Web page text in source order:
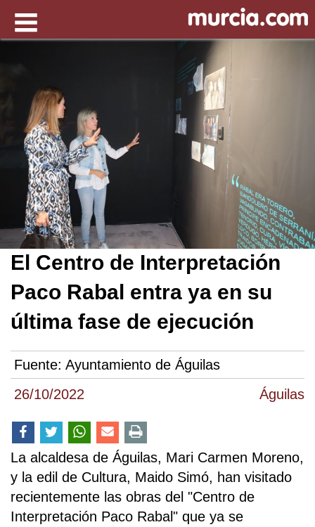
26/10/2022 Águilas
El Centro de Interpretación
Paco Rabal entra ya en su
última fase de ejecución
Fuente: Ayuntamiento de Águilas
La alcaldesa de Águilas, Mari Carmen Moreno,
y la edil de Cultura, Maido Simó, han visitado
recientemente las obras del "Centro de
Interpretación Paco Rabal" que ya se